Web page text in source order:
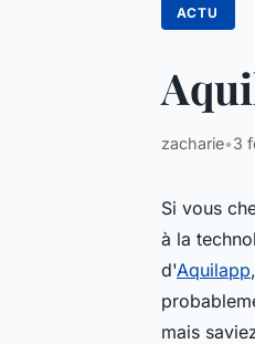
ACTU
zacharie•3
Si vous
à la
d'Aquilapp
mais